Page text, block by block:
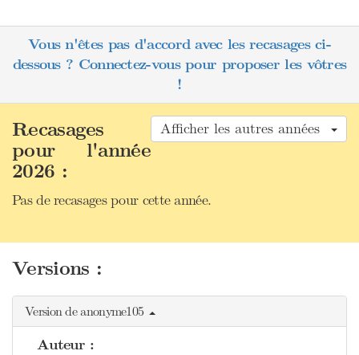
Vous n'êtes pas d'accord avec les recasages ci-
dessous ? Connectez-vous pour proposer les vôtres
!
Afficher les autres années
Recasages
pour l'année
2026 :
Pas de recasages pour cette année.
Versions :
Version de anonyme105
Auteur :